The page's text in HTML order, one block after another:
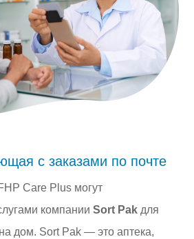
с заказами по почте
Care Plus могут
компанииSort Pak для
дом. Sort Pak — это аптека,